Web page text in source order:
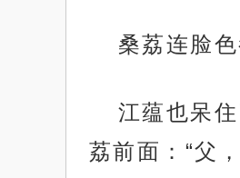
桑荔连脸
江蕴也呆
荔前面：“父